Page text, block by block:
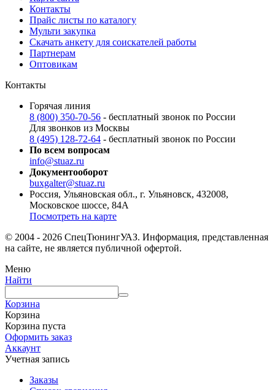
Контакты
Прайс листы по каталогу
Мульти закупка
Скачать анкету для соискателей работы
Партнерам
Оптовикам
Контакты
Горячая линия
8 (800) 350-70-56 - бесплатный звонок по России
Для звонков из Москвы
8 (495) 128-72-64 - бесплатный звонок по России
По всем вопросам
info@stuaz.ru
Документооборот
buxgalter@stuaz.ru
Россия, Ульяновская обл., г. Ульяновск, 432008,
Московское шоссе, 84А
Посмотреть на карте
© 2004 - 2026 СпецТюнингУАЗ. Информация, представленная
на сайте, не является публичной офертой.
Меню
Найти
Корзина
Корзина
Корзина пуста
Оформить заказ
Аккаунт
Учетная запись
Заказы